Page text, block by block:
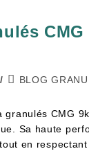
BLOG
granulés CMG
Sa haute
en respectant